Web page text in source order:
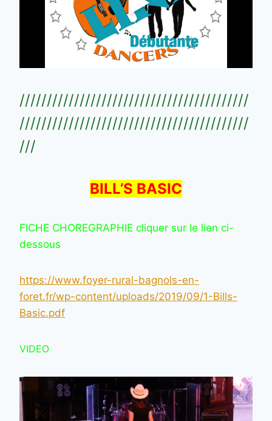
//////////////////////////////////////////
//////////////////////////////////////////
///
BILL’S BASIC
FICHE CHOREGRAPHIE cliquer sur le lien ci-
dessous
https://www.foyer-rural-bagnols-en-
foret.fr/wp-content/uploads/2019/09/1-Bills-
Basic.pdf
VIDEO